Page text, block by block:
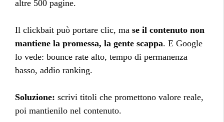
altre 500 pagine.
Il clickbait può portare clic, ma se il contenuto non
mantiene la promessa, la gente scappa. E Google
lo vede: bounce rate alto, tempo di permanenza
basso, addio ranking.
Soluzione: scrivi titoli che promettono valore reale,
poi mantienilo nel contenuto.